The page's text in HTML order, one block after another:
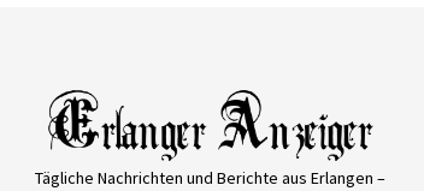
Tägliche Nachrichten und Berichte aus Erlangen –